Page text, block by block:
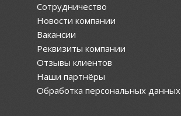
Сотрудничество
Новости компании
Вакансии
Реквизиты компании
Отзывы клиентов
Наши партнёры
Обработка персональных данных